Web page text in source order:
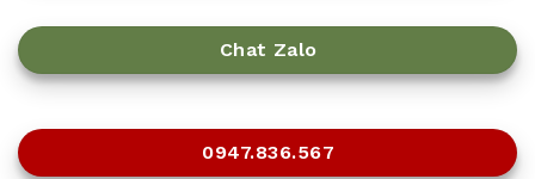
Chat Zalo
0947.836.567